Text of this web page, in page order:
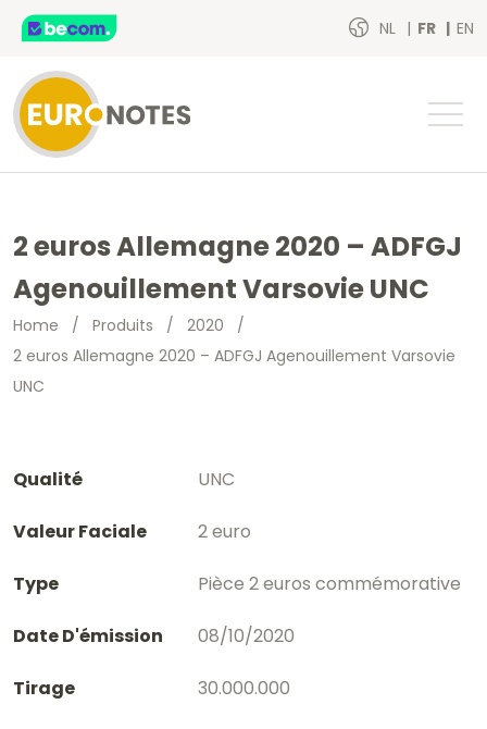
NL FR EN
2 euros Allemagne 2020 – ADFGJ
Agenouillement Varsovie UNC
Home / Produits / 2020 /
2 euros Allemagne 2020 – ADFGJ Agenouillement Varsovie
UNC
Qualité UNC
Valeur Faciale 2 euro
Type Pièce 2 euros commémorative
Date D'émission 08/10/2020
Tirage 30.000.000